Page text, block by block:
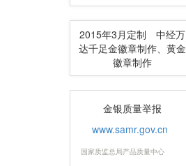
2015年3月定制 中经万
达千足金徽章制作、黄金
徽章制作
金银质量举报
www.samr.gov.cn
国家质监总局产品质量中心